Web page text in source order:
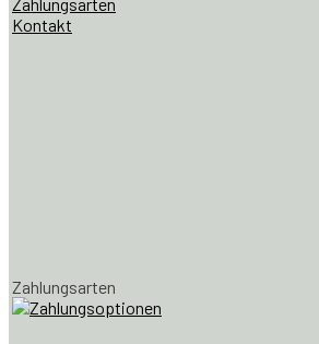
Kontakt
Zahlungsarten